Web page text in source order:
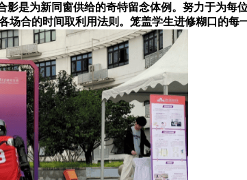
是为新同窗供给的奇特留念体例。努力于为
场合的时间取利用法则。笼盖学生进修糊口的